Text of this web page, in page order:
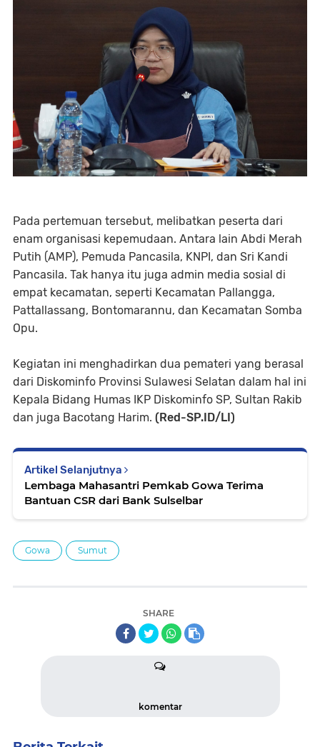
Pada pertemuan tersebut, melibatkan peserta dari
enam organisasi kepemudaan. Antara lain Abdi Merah
Putih (AMP), Pemuda Pancasila, KNPI, dan Sri Kandi
Pancasila. Tak hanya itu juga admin media sosial di
empat kecamatan, seperti Kecamatan Pallangga,
Pattallassang, Bontomarannu, dan Kecamatan Somba
Opu.
Kegiatan ini menghadirkan dua pemateri yang berasal
dari Diskominfo Provinsi Sulawesi Selatan dalam hal ini
Kepala Bidang Humas IKP Diskominfo SP, Sultan Rakib
dan juga Bacotang Harim. (Red-SP.ID/LI)
Artikel Selanjutnya
Lembaga Mahasantri Pemkab Gowa Terima
Bantuan CSR dari Bank Sulselbar
Gowa Sumut
SHARE
komentar